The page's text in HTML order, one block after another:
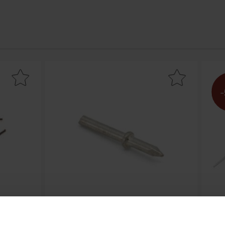
2.54mm röd som favoritMakera lödstift 1.3mm som